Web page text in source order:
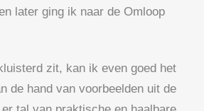
later ging ik naar de Omloop
zit, kan ik even goed het
de hand van voorbeelden uit de